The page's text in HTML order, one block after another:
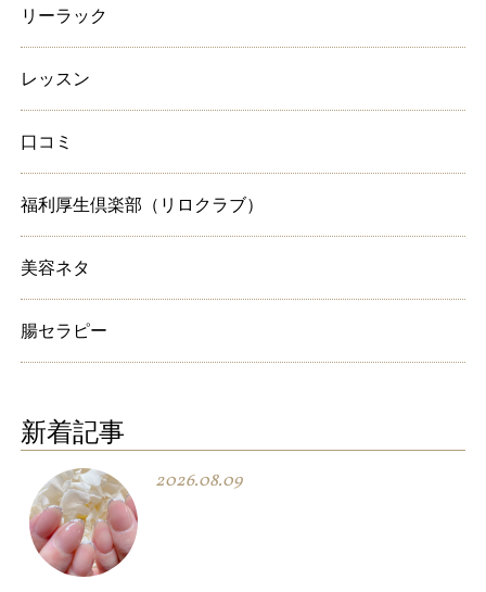
リーラック
レッスン
口コミ
福利厚生倶楽部（リロクラブ）
美容ネタ
腸セラピー
新着記事
2026.08.09